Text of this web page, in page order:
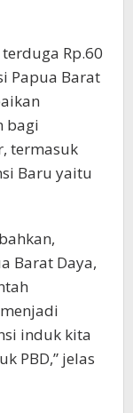
Rp.60
Papua Barat
bagi
termasuk
Baru yaitu
Barat Daya,
induk kita
PBD,” jelas